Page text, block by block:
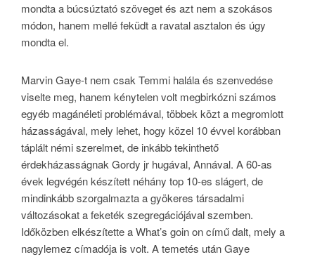
mondta a búcsúztató szöveget és azt nem a szokásos
módon, hanem mellé feküdt a ravatal asztalon és úgy
mondta el.
Marvin Gaye-t nem csak Temmi halála és szenvedése
viselte meg, hanem kénytelen volt megbirkózni számos
egyéb magánéleti problémával, többek közt a megromlott
házasságával, mely lehet, hogy közel 10 évvel korábban
táplált némi szerelmet, de inkább tekinthető
érdekházasságnak Gordy jr hugával, Annával. A 60-as
évek legvégén készített néhány top 10-es slágert, de
mindinkább szorgalmazta a gyökeres társadalmi
változásokat a feketék szegregációjával szemben.
Időközben elkészítette a What’s goin on című dalt, mely a
nagylemez címadója is volt. A temetés után Gaye